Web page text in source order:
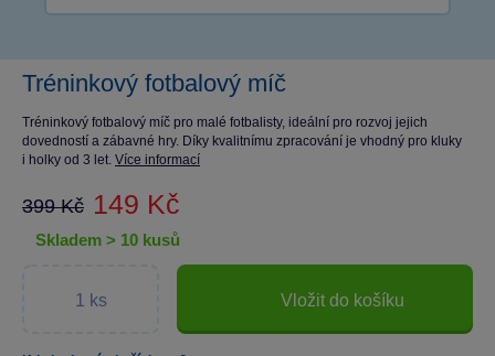
Tréninkový fotbalový míč
Tréninkový fotbalový míč pro malé fotbalisty, ideální pro rozvoj jejich
dovedností a zábavné hry. Díky kvalitnímu zpracování je vhodný pro kluky
i holky od 3 let. Více informací
399 Kč 149 Kč
skladem > 10 kusů
Vložit do košíku